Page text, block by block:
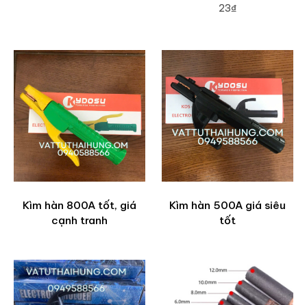
23₫
Kìm hàn 800A tốt, giá
cạnh tranh
Kìm hàn 500A giá siêu
tốt